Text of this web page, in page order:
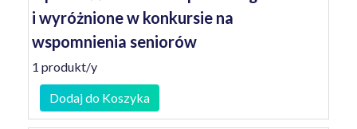
i wyróżnione w konkursie na
wspomnienia seniorów
1 produkt/y
Dodaj do Koszyka